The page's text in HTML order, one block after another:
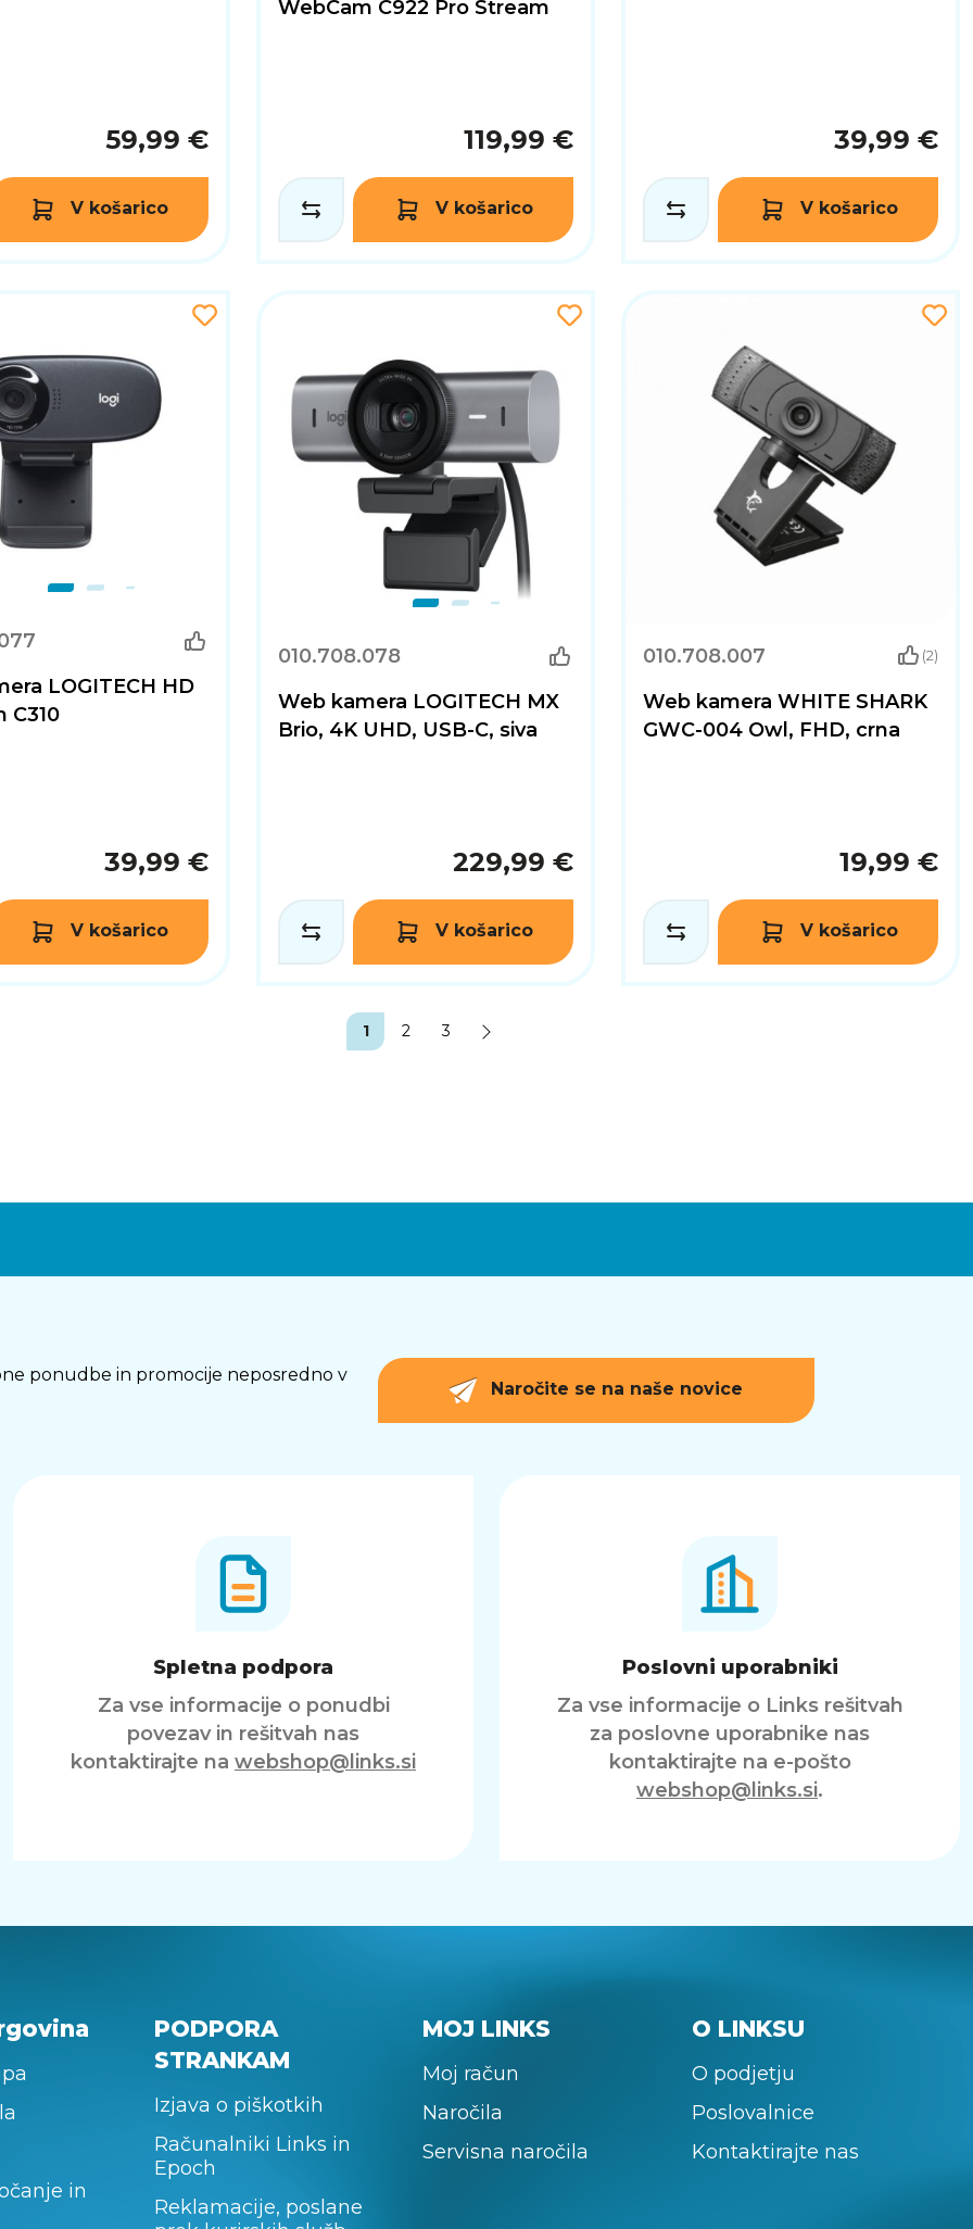
59,99 €
V košarico
WebCam C922 Pro Stream
119,99 €
V košarico
39,99 €
V košarico
LOGITECH HD
C310
39,99 €
V košarico
010.708.078
Web kamera LOGITECH MX
Brio, 4K UHD, USB-C, siva
229,99 €
V košarico
010.708.007 (2)
Web kamera WHITE SHARK
GWC-004 Owl, FHD, crna
19,99 €
V košarico
1 2 3
ponudbe in promocije neposredno v
Naročite se na naše novice
Spletna podpora
Za vse informacije o ponudbi
povezav in rešitvah nas
kontaktirajte na webshop@links.si
Poslovni uporabniki
Za vse informacije o Links rešitvah
za poslovne uporabnike nas
kontaktirajte na e-pošto
webshop@links.si.
in
PODPORA
STRANKAM
Izjava o piškotkih
Računalniki Links in
Epoch
Reklamacije, poslane
MOJ LINKS
Moj račun
Naročila
Servisna naročila
O LINKSU
O podjetju
Poslovalnice
Kontaktirajte nas